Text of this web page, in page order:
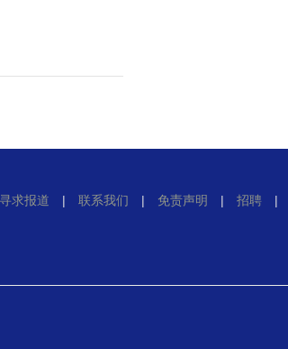
寻求报道 | 联系我们 | 免责声明 | 招聘 |